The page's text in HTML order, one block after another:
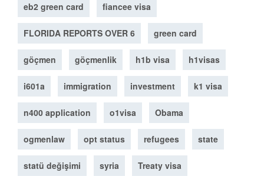
eb2 green card fiancee visa
FLORIDA REPORTS OVER 6 green card
göçmen göçmenlik h1b visa h1visas
i601a immigration investment k1 visa
n400 application o1visa Obama
ogmenlaw opt status refugees state
statü değişimi syria Treaty visa